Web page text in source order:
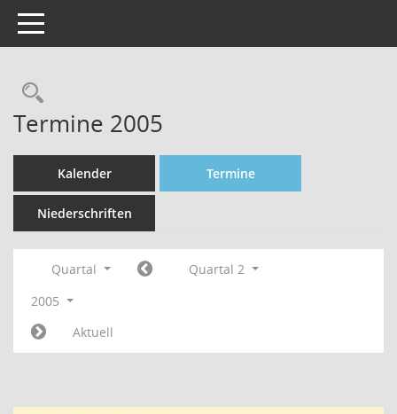
Toggle navigation
Rechercheauswahl
Termine 2005
Kalender Termine
Niederschriften
Quartal
Quartal 2
2005
Aktuell